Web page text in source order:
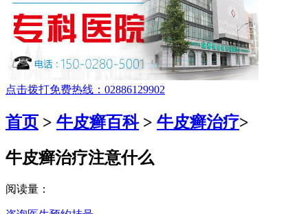
点击拨打免费热线：02886129902
首页 > 牛皮癣百科> 牛皮癣治疗>
牛皮癣治疗注意什么
阅读量：